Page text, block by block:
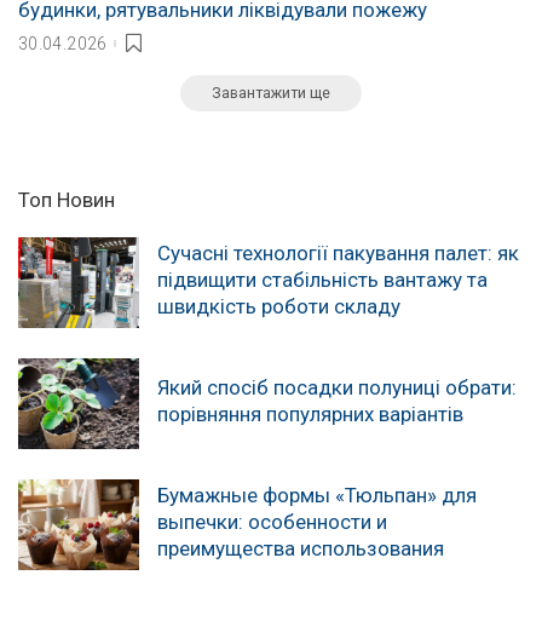
будинки, рятувальники ліквідували пожежу
30.04.2026
Завантажити ще
Топ Новин
Сучасні технології пакування палет: як
підвищити стабільність вантажу та
швидкість роботи складу
Який спосіб посадки полуниці обрати:
порівняння популярних варіантів
Бумажные формы «Тюльпан» для
выпечки: особенности и
преимущества использования